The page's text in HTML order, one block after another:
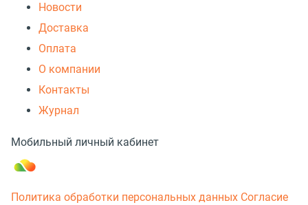
Новости
Доставка
Оплата
О компании
Контакты
Журнал
Мобильный личный кабинет
Политика обработки персональных данных Согласие